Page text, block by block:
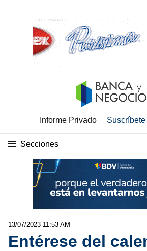
Informe Privado Suscríbete
Secciones
13/07/2023 11:53 AM
Entérese del